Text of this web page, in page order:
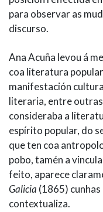
para observar as
discurso.
Ana Acuña levou á
coa literatura
manifestación
literaria, entre
consideraba a
espírito popular, do
que ten coa
pobo, tamén a
feito, aparece
Galicia (1865) cunhas
contextualiza.